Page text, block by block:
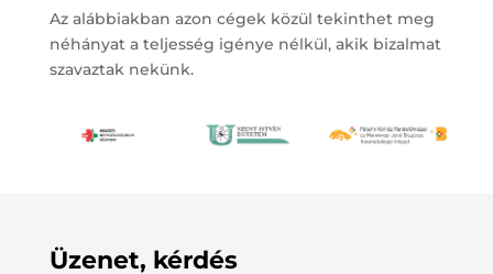
Az alábbiakban azon cégek közül tekinthet meg
néhányat a teljesség igénye nélkül, akik bizalmat
szavaztak nekünk.
Üzenet, kérdés